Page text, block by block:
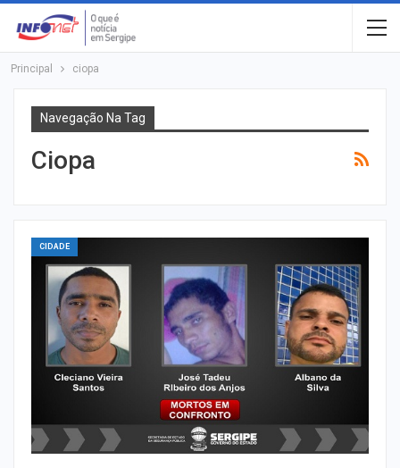
Principal ciopa
Navegação Na Tag
Ciopa
CIDADE